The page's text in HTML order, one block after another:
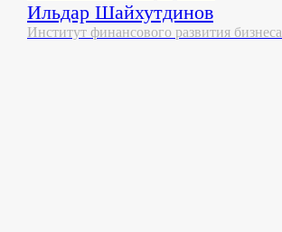
Ильдар Шайхутдинов
Институт финансового развития бизнеса